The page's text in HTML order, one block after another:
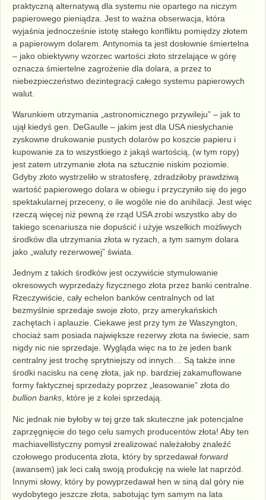
praktyczną alternatywą dla systemu nie opartego na niczym
papierowego pieniądza. Jest to ważna obserwacja, która
wyjaśnia jednocześnie istotę stałego konfliktu pomiędzy złotem
a papierowym dolarem. Antynomia ta jest dosłownie śmiertelna
– jako obiektywny wzorzec wartości złoto strzelające w górę
oznacza śmiertelne zagrożenie dla dolara, a przez to
niebezpieczeństwo dezintegracji całego systemu papierowych
walut.
Warunkiem utrzymania „astronomicznego przywileju” – jak to
ujął kiedyś gen. DeGaulle – jakim jest dla USA niesłychanie
zyskowne drukowanie pustych dolarów po koszcie papieru i
kupowanie za to wszystkiego z jakąś wartością, (w tym ropy)
jest zatem utrzymanie złota na sztucznie niskim poziomie.
Gdyby złoto wystrzeliło w stratosferę, zdradziłoby prawdziwą
wartość papierowego dolara w obiegu i przyczyniło się do jego
spektakularnej przeceny, o ile wogóle nie do anihilacji. Jest więc
rzeczą więcej niż pewną że rząd USA zrobi wszystko aby do
takiego scenariusza nie dopuścić i użyje wszelkich możliwych
środków dla utrzymania złota w ryzach, a tym samym dolara
jako „waluty rezerwowej” świata.
Jednym z takich środków jest oczywiście stymulowanie
okresowych wyprzedaży fizycznego złota przez banki centralne.
Rzeczywiście, cały echelon banków centralnych od lat
bezmyślnie sprzedaje swoje złoto, przy amerykańskich
zachętach i aplauzie. Ciekawe jest przy tym że Waszyngton,
chociaż sam posiada największe rezerwy złota na świecie, sam
nigdy nic nie sprzedaje. Wygląda więc na to że jeden bank
centralny jest trochę sprytniejszy od innych… Są także inne
środki nacisku na cenę złota, jak np. bardziej zakamuflowane
formy faktycznej sprzedaży poprzez „leasowanie” złota do
bullion banks, które je z kolei sprzedają.
Nic jednak nie byłoby w tej grze tak skuteczne jak potencjalne
zaprzęgnięcie do tego celu samych producentów złota! Aby ten
machiavellistyczny pomysł zrealizować należałoby znaleźć
czołowego producenta złota, który by sprzedawał forward
(awansem) jak leci całą swoją produkcję na wiele lat naprzód.
Innymi słowy, który by powyprzedawał hen w siną dal góry nie
wydobytego jeszcze złota, sabotując tym samym na lata